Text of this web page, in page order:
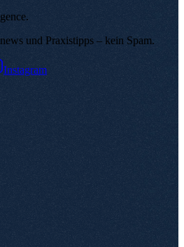
.
und Praxistipps – kein Spam.
Instagram